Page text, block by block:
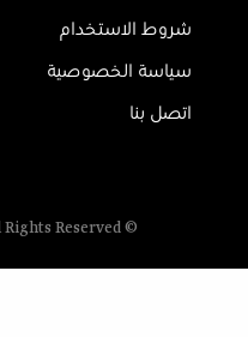
شروط الاستخدام
سياسة الخصوصية
اتصل بنا
© Al Majalla Magazine. All Rights Reserved.